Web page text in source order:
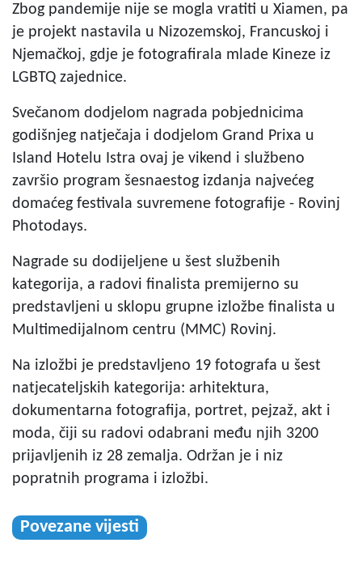
Zbog pandemije nije se mogla vratiti u Xiamen, pa
je projekt nastavila u Nizozemskoj, Francuskoj i
Njemačkoj, gdje je fotografirala mlade Kineze iz
LGBTQ zajednice.
Svečanom dodjelom nagrada pobjednicima
godišnjeg natječaja i dodjelom Grand Prixa u
Island Hotelu Istra ovaj je vikend i službeno
završio program šesnaestog izdanja najvećeg
domaćeg festivala suvremene fotografije - Rovinj
Photodays.
Nagrade su dodijeljene u šest službenih
kategorija, a radovi finalista premijerno su
predstavljeni u sklopu grupne izložbe finalista u
Multimedijalnom centru (MMC) Rovinj.
Na izložbi je predstavljeno 19 fotografa u šest
natjecateljskih kategorija: arhitektura,
dokumentarna fotografija, portret, pejzaž, akt i
moda, čiji su radovi odabrani među njih 3200
prijavljenih iz 28 zemalja. Održan je i niz
popratnih programa i izložbi.
Povezane vijesti